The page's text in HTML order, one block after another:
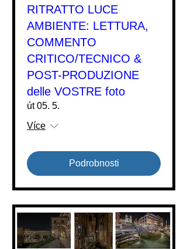
RITRATTO LUCE
AMBIENTE: LETTURA,
COMMENTO
CRITICO/TECNICO &
POST-PRODUZIONE
delle VOSTRE foto
út 05. 5.
Více
Podrobnosti